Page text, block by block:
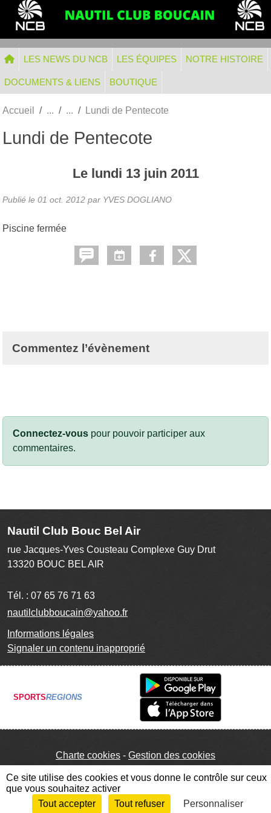
LES NEWS DU NCB LES ÉQUIPES NOTRE HISTOIRE
DOCUMENTS & LIENS BOUTIQUE
Accueil Lundi de Pentecote
Lundi de Pentecote
Le lundi 13 juin 2011
Publié le 01 oct. 2012 par YVES DOGLIANO
Piscine fermée
Commentez l’évènement
Connectez-vous pour pouvoir participer aux
commentaires.
Nautil Club Bouc Bel Air
rue Jacques-Yves Cousteau Complexe Guy Drut
13320 BOUC BEL AIR
Tél. : 07 65 76 71 63
nautilclubboucain@yahoo.fr
Informations légales
Signaler un contenu inapproprié
SPORTSREGIONS
Charte cookies Gestion des cookies
Envie de participer ? Connexion
Panneau de gestion des cookies
Ce site utilise des cookies et vous donne le contrôle sur ceux
que vous souhaitez activer
Tout accepter
Tout refuser Personnaliser